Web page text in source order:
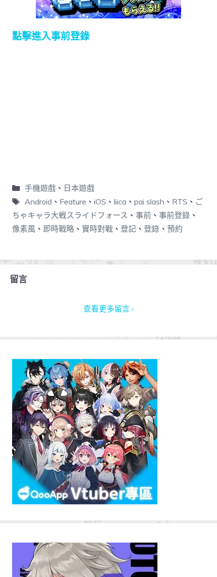
點擊進入事前登錄
手機遊戲、 日本遊戲
Android 、 Feature 、 iOS 、 liica 、 pai slash 、 RTS 、 ご
ちゃキャラ大戦スライドフォース 、 事前 、 事前登錄 、
像素風 、 即時戰略 、 實時對戰 、 登記 、 登錄 、 預約
留言
查看更多留言 ›